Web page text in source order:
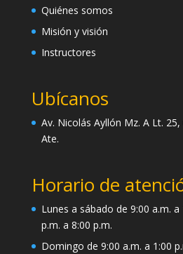
Quiénes somos
Misión y visión
Instructores
Ubícanos
Av. Nicolás Ayllón Mz. A Lt.
Ate.
Horario de
Lunes a sábado de 9:00 a.m. a
p.m. a 8:00 p.m.
Domingo de 9:00 a.m. a 1:00